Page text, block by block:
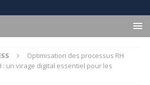
Optimisation des processus RH
: un virage digital essentiel pour les